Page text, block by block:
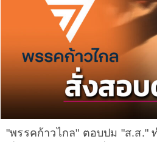
"พรรคก้าวไกล" ตอบปม "ส.ส."